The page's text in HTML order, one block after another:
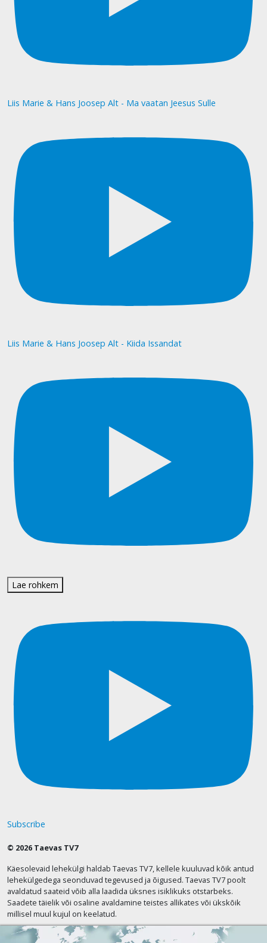
Liis Marie & Hans Joosep Alt - Ma vaatan Jeesus Sulle
Liis Marie & Hans Joosep Alt - Kiida Issandat
Lae rohkem
Subscribe
© 2026 Taevas TV7
Käesolevaid lehekülgi haldab Taevas TV7, kellele kuuluvad kõik antud
lehekülgedega seonduvad tegevused ja õigused. Taevas TV7 poolt
avaldatud saateid võib alla laadida üksnes isiklikuks otstarbeks.
Saadete täielik või osaline avaldamine teistes allikates või ükskõik
millisel muul kujul on keelatud.